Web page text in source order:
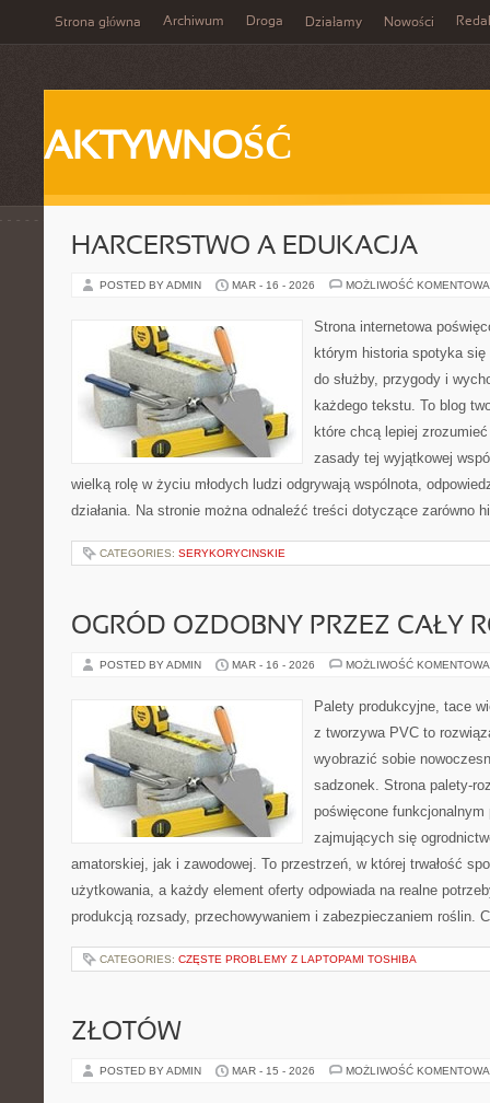
Strona główna Archiwum Droga Działamy Nowości
AKTYWNOŚĆ
HARCERSTWO A EDUKACJA
POSTED BY ADMIN MAR - 16 - 2026 MOŻLIWOŚĆ
Strona internetowa
którym historia spotyka
do służby, przygody i
każdego tekstu. To blog
które chcą lepiej
zasady tej wyjątkowej
wielką rolę w życiu młodych ludzi odgrywają wspólnota,
działania. Na stronie można odnaleźć treści dotyczące zarówno
CATEGORIES: SERYKORYCINSKIE
OGRÓD OZDOBNY PRZEZ CAŁY
POSTED BY ADMIN MAR - 16 - 2026 MOŻLIWOŚĆ
Palety produkcyjne, tace
z tworzywa PVC to
wyobrazić sobie
sadzonek. Strona palety-
poświęcone funkcjonalnym
zajmujących się
amatorskiej, jak i zawodowej. To przestrzeń, w której trwałość
użytkowania, a każdy element oferty odpowiada na realne
produkcją rozsady, przechowywaniem i zabezpieczaniem roślin.
CATEGORIES: CZĘSTE PROBLEMY Z LAPTOPAMI TOSHIBA
ZŁOTÓW
POSTED BY ADMIN MAR - 15 - 2026 MOŻLIWOŚĆ